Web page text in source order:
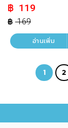
169
Original
price
was:
฿ 169.
119
Current
price
is:
฿ 119.
อ่านเพิ่ม
1 2